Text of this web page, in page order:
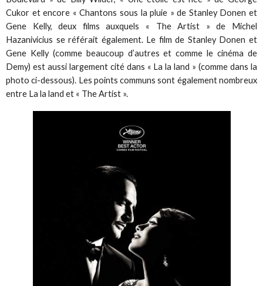
Cukor et encore « Chantons sous la pluie » de Stanley Donen et
Gene Kelly, deux films auxquels « The Artist » de Michel
Hazanivicius se référait également. Le film de Stanley Donen et
Gene Kelly (comme beaucoup d’autres et comme le cinéma de
Demy) est aussi largement cité dans « La la land » (comme dans la
photo ci-dessous). Les points communs sont également nombreux
entre La la land et « The Artist ».